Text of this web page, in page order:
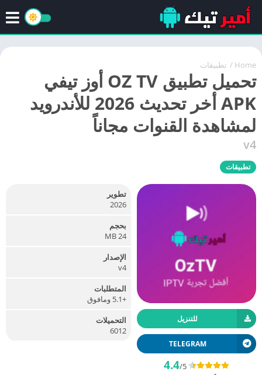
Home
/ تطبيقات
تحميل تطبيق OZ TV أوز تيفي
APK أخر تحديث 2026 للأندرويد
لمشاهدة القنوات مجاناً
v4
تطبيقات
للتنزيل
TELEGRAM
4.4/5
تطوير
2026
بحجم
24 MB
الإصدار
v4
المتطلبات
+5.1 ومافوق
التحميلات
6012